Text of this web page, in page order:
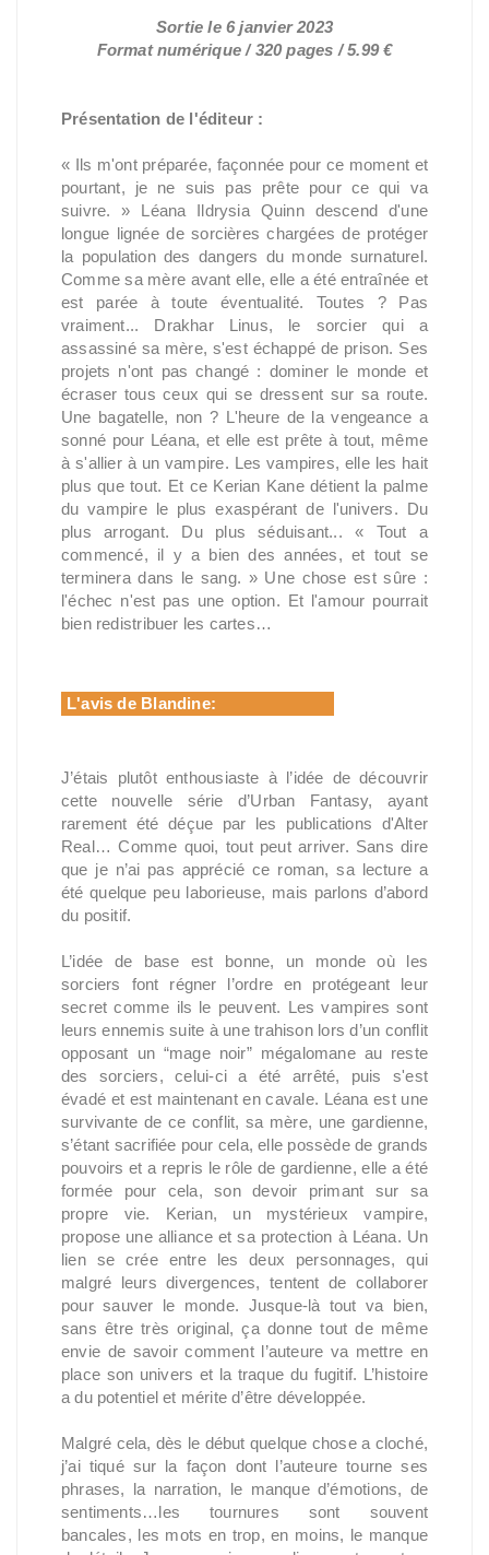
Sortie le 6 janvier 2023
Format numérique / 320 pages / 5.99 €
Présentation de l'éditeur :
« Ils m'ont préparée, façonnée pour ce moment et
pourtant, je ne suis pas prête pour ce qui va
suivre. » Léana Ildrysia Quinn descend d'une
longue lignée de sorcières chargées de protéger
la population des dangers du monde surnaturel.
Comme sa mère avant elle, elle a été entraînée et
est parée à toute éventualité. Toutes ? Pas
vraiment... Drakhar Linus, le sorcier qui a
assassiné sa mère, s'est échappé de prison. Ses
projets n'ont pas changé : dominer le monde et
écraser tous ceux qui se dressent sur sa route.
Une bagatelle, non ? L'heure de la vengeance a
sonné pour Léana, et elle est prête à tout, même
à s'allier à un vampire. Les vampires, elle les hait
plus que tout. Et ce Kerian Kane détient la palme
du vampire le plus exaspérant de l'univers. Du
plus arrogant. Du plus séduisant... « Tout a
commencé, il y a bien des années, et tout se
terminera dans le sang. » Une chose est sûre :
l'échec n'est pas une option. Et l'amour pourrait
bien redistribuer les cartes…
L'avis de Blandine:
J’étais plutôt enthousiaste à l’idée de découvrir
cette nouvelle série d’Urban Fantasy, ayant
rarement été déçue par les publications d'Alter
Real… Comme quoi, tout peut arriver. Sans dire
que je n’ai pas apprécié ce roman, sa lecture a
été quelque peu laborieuse, mais parlons d’abord
du positif.
L’idée de base est bonne, un monde où les
sorciers font régner l’ordre en protégeant leur
secret comme ils le peuvent. Les vampires sont
leurs ennemis suite à une trahison lors d’un conflit
opposant un “mage noir” mégalomane au reste
des sorciers, celui-ci a été arrêté, puis s'est
évadé et est maintenant en cavale. Léana est une
survivante de ce conflit, sa mère, une gardienne,
s’étant sacrifiée pour cela, elle possède de grands
pouvoirs et a repris le rôle de gardienne, elle a été
formée pour cela, son devoir primant sur sa
propre vie. Kerian, un mystérieux vampire,
propose une alliance et sa protection à Léana. Un
lien se crée entre les deux personnages, qui
malgré leurs divergences, tentent de collaborer
pour sauver le monde. Jusque-là tout va bien,
sans être très original, ça donne tout de même
envie de savoir comment l’auteure va mettre en
place son univers et la traque du fugitif. L’histoire
a du potentiel et mérite d’être développée.
Malgré cela, dès le début quelque chose a cloché,
j’ai tiqué sur la façon dont l’auteure tourne ses
phrases, la narration, le manque d’émotions, de
sentiments…les tournures sont souvent
bancales, les mots en trop, en moins, le manque